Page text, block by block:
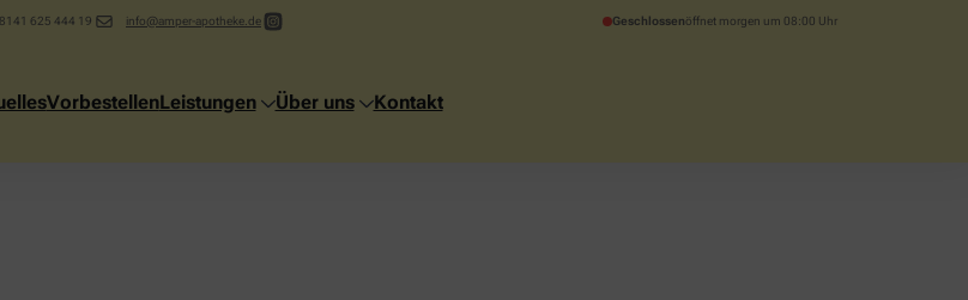
625 444 19 info@amper-apotheke.de Geschlossenöffnet morgen um 08:00 Uhr
VorbestellenLeistungen Über uns Kontakt